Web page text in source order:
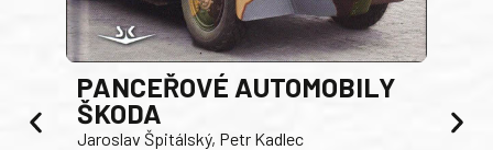
PANCEŘOVÉ AUTOMOBILY
ŠKODA
Jaroslav Špitálský, Petr Kadlec